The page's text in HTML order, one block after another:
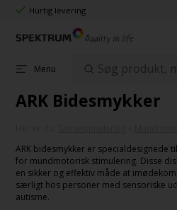
Hurtig levering
Menu
ARK Bidesmykker
ARK bidesmykker er specialdesignede
for mundmotorisk stimulering. Disse
en sikker og effektiv måde at
særligt hos personer med sensoriske
autisme.